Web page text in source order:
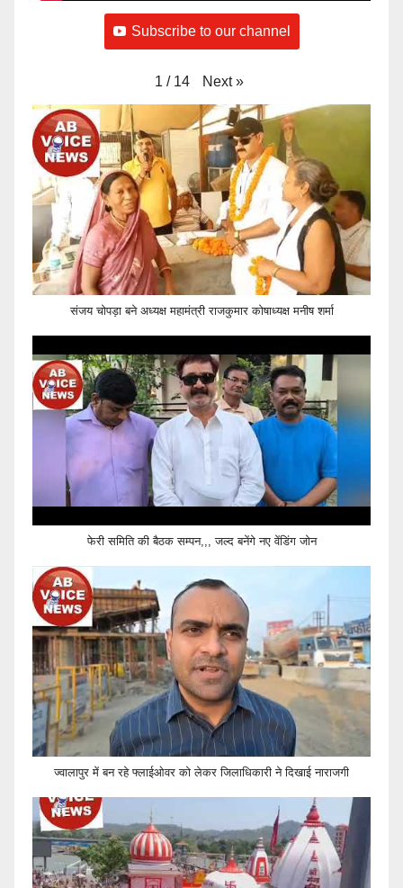
Subscribe to our channel
1 / 14 Next »
संजय चोपड़ा बने अध्यक्ष महामंत्री राजकुमार कोषाध्यक्ष मनीष शर्मा
फेरी समिति की बैठक सम्पन,,, जल्द बनेंगे नए वेंडिंग जोन
ज्वालापुर में बन रहे फ्लाईओवर को लेकर जिलाधिकारी ने दिखाई नाराजगी